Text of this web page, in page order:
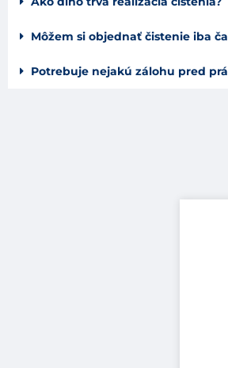
Môžem si objednať čistenie iba
Potrebuje nejakú zálohu pred